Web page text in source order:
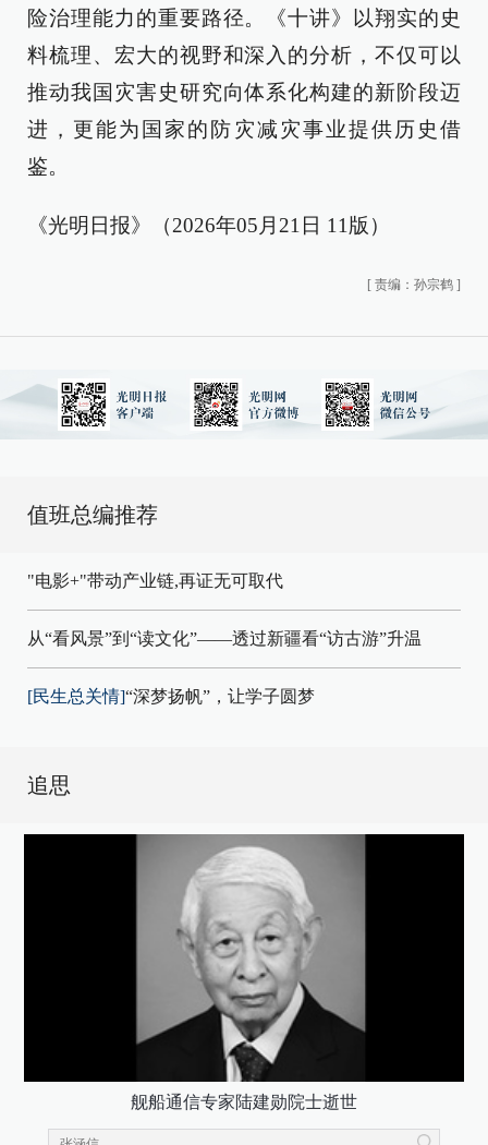
险治理能力的重要路径。《十讲》以翔实的史
料梳理、宏大的视野和深入的分析，不仅可以
推动我国灾害史研究向体系化构建的新阶段迈
进，更能为国家的防灾减灾事业提供历史借
鉴。
《光明日报》（2026年05月21日 11版）
[ 责编：孙宗鹤 ]
值班总编推荐
"电影+"带动产业链,再证无可取代
从“看风景”到“读文化”——透过新疆看“访古游”升温
[民生总关情]“深梦扬帆”，让学子圆梦
追思
舰船通信专家陆建勋院士逝世